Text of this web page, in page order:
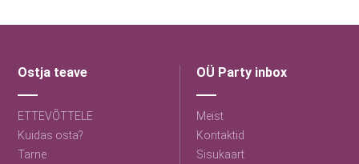
Ostja teave
ETTEVÕTTELE
Kuidas osta?
Tarne
OÜ Party inbox
Meist
Kontaktid
Sisukaart